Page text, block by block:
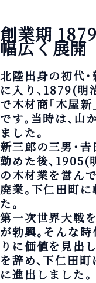
創業期
幅広く展開
北陸出身の初代
に入り、1879(明
で木材商「木屋
です。当時は、
ました。
新三郎の三男・
勤めた後、1905(
の木材業を営ん
廃業。下仁田町
た。
第一次世界大戦
が勃興。そんな
りに価値を見出
を辞め、下仁田
に進出しました。